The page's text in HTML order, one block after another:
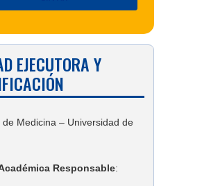
EJECUTORA Y
de Medicina – Universidad de
Responsable: